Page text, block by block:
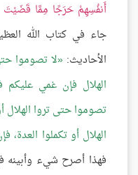
أَنفُسِهِمْ حَرَجًا مِمَّا قَضَيْتَ
جاء في كتاب الله
الأحاديث: لا تصوموا
الهلال فإن غمي عليكم
تصوموا حتى تروا الهلال
الهلال أو تكملوا العدة،
فهذا أصرح شيء وأبينه